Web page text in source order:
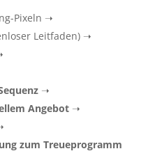
Pixeln ➝
Leitfaden) ➝
➝
Angebot➝
zum Treueprogramm